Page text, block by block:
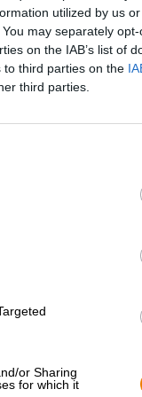
utilized by us
may separately
on the IAB’s list of
to third parties on the
third parties.
or Sharing
for which it
PlusScheepvaart plus
(0)
magisch. Elke dag
naar buiten.
en getest? Op
de deurmat, en
als de dag eindelijk
verlichte
sleeën, warme
vaak stress en
leuke
kerstbier, dat
zijn volle smaak,